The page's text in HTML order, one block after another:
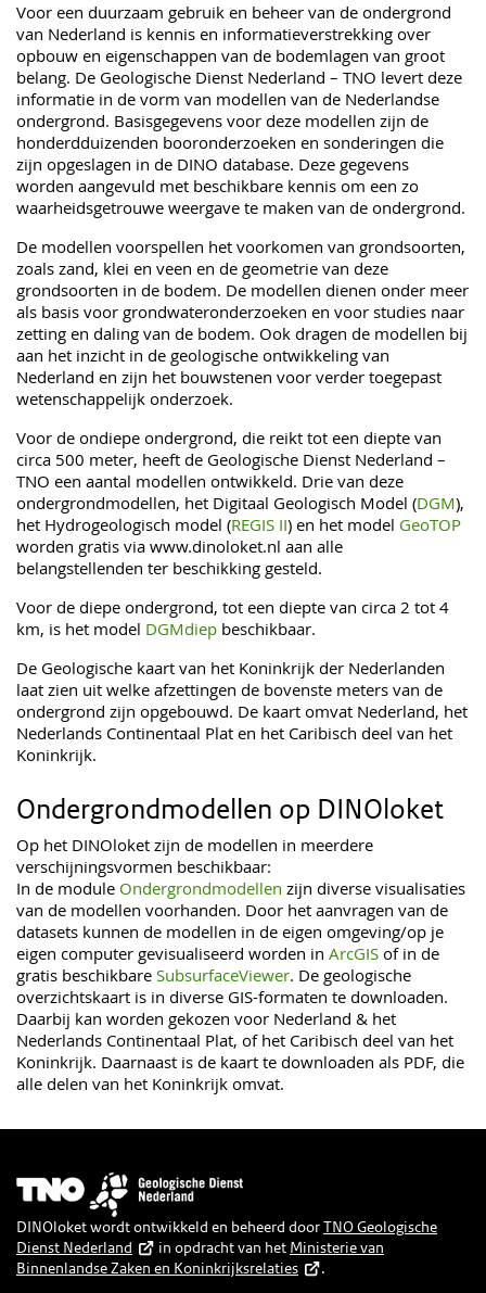
Voor een duurzaam gebruik en beheer van de ondergrond
van Nederland is kennis en informatieverstrekking over
opbouw en eigenschappen van de bodemlagen van groot
belang. De Geologische Dienst Nederland – TNO levert deze
informatie in de vorm van modellen van de Nederlandse
ondergrond. Basisgegevens voor deze modellen zijn de
honderdduizenden booronderzoeken en sonderingen die
zijn opgeslagen in de DINO database. Deze gegevens
worden aangevuld met beschikbare kennis om een zo
waarheidsgetrouwe weergave te maken van de ondergrond.
De modellen voorspellen het voorkomen van grondsoorten,
zoals zand, klei en veen en de geometrie van deze
grondsoorten in de bodem. De modellen dienen onder meer
als basis voor grondwateronderzoeken en voor studies naar
zetting en daling van de bodem. Ook dragen de modellen bij
aan het inzicht in de geologische ontwikkeling van
Nederland en zijn het bouwstenen voor verder toegepast
wetenschappelijk onderzoek.
Voor de ondiepe ondergrond, die reikt tot een diepte van
circa 500 meter, heeft de Geologische Dienst Nederland –
TNO een aantal modellen ontwikkeld. Drie van deze
ondergrondmodellen, het Digitaal Geologisch Model (DGM),
het Hydrogeologisch model (REGIS II) en het model GeoTOP
worden gratis via www.dinoloket.nl aan alle
belangstellenden ter beschikking gesteld.
Voor de diepe ondergrond, tot een diepte van circa 2 tot 4
km, is het model DGMdiep beschikbaar.
De Geologische kaart van het Koninkrijk der Nederlanden
laat zien uit welke afzettingen de bovenste meters van de
ondergrond zijn opgebouwd. De kaart omvat Nederland, het
Nederlands Continentaal Plat en het Caribisch deel van het
Koninkrijk.
Ondergrondmodellen op DINOloket
Op het DINOloket zijn de modellen in meerdere
verschijningsvormen beschikbaar:
In de module Ondergrondmodellen zijn diverse visualisaties
van de modellen voorhanden. Door het aanvragen van de
datasets kunnen de modellen in de eigen omgeving/op je
eigen computer gevisualiseerd worden in ArcGIS of in de
gratis beschikbare SubsurfaceViewer. De geologische
overzichtskaart is in diverse GIS-formaten te downloaden.
Daarbij kan worden gekozen voor Nederland & het
Nederlands Continentaal Plat, of het Caribisch deel van het
Koninkrijk. Daarnaast is de kaart te downloaden als PDF, die
alle delen van het Koninkrijk omvat.
Afbeelding
DINOloket wordt ontwikkeld en beheerd doorTNO Geologische
Dienst Nederland
in opdracht van het Ministerie van
Binnenlandse Zaken en Koninkrijksrelaties
.